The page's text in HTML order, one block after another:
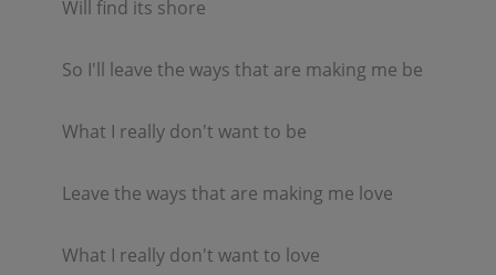
Will find its shore
So I'll leave the ways that are making me be
What I really don't want to be
Leave the ways that are making me love
What I really don't want to love